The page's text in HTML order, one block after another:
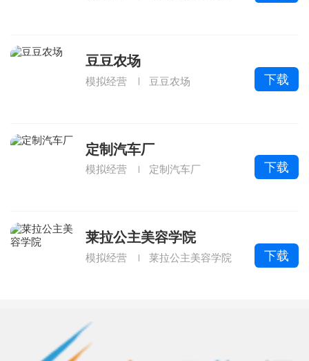
豆豆农场
模拟经营 豆豆农场 下载
定制汽车厂
模拟经营 定制汽车厂 下载
莱拉公主美容学院
模拟经营 莱拉公主美容学院 下载